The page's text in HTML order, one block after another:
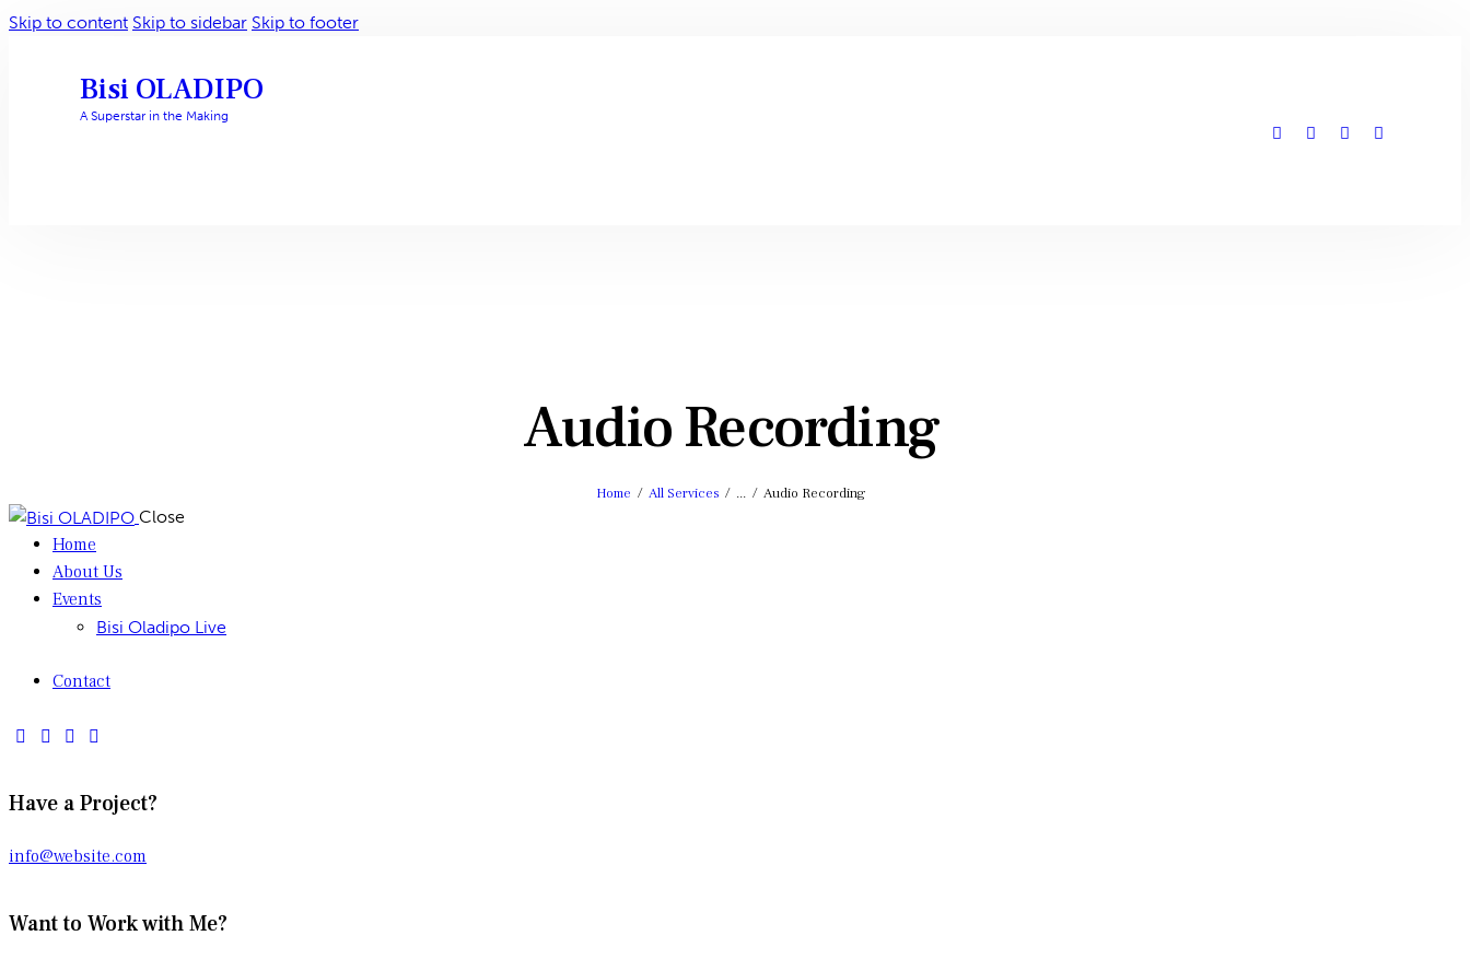
Skip to content Skip to sidebar Skip to footer
Bisi OLADIPO
A Superstar in the Making
Audio Recording
Home All Services ... Audio Recording
Close
Home
About Us
Events
Bisi Oladipo Live
Contact
Have a Project?
info@website.com
Want to Work with Me?